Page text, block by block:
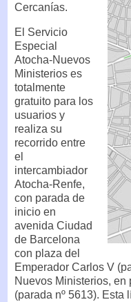
Cercanías.
El Servicio
Especial
Atocha-Nuevos
Ministerios es
totalmente
gratuito para los
usuarios y
realiza su
recorrido entre
el
intercambiador
Atocha-Renfe,
con parada de
inicio en
avenida Ciudad
de Barcelona
con plaza del
Emperador Carlos V
Nuevos Ministerios,
(parada nº 5613).